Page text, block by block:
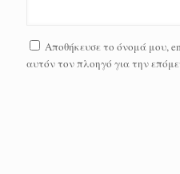
Αποθήκευσε το όνομά μου,
αυτόν τον πλοηγό για την